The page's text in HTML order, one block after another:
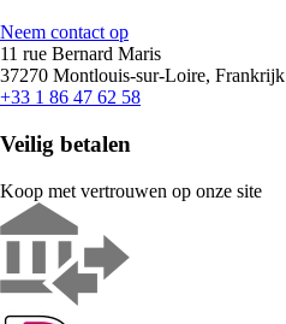
Neem contact op
11 rue Bernard Maris
37270 Montlouis-sur-Loire, Frankrijk
+33 1 86 47 62 58
Veilig betalen
Koop met vertrouwen op onze site